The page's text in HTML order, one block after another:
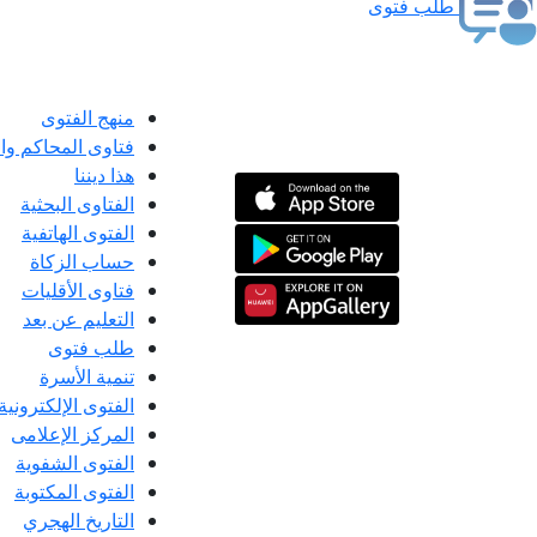
طلب فتوى
منهج الفتوى
فتاوى المحاكم
هذا ديننا
الفتاوى البحثية
الفتوى الهاتفية
حساب الزكاة
فتاوى الأقليات
التعليم عن بعد
طلب فتوى
تنمية الأسرة
الفتوى الإلكترونية
المركز الإعلامى
الفتوى الشفوية
الفتوى المكتوبة
التاريخ الهجري